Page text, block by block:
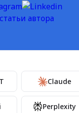
автора
Claude
Perplexity